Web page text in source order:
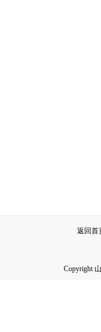
返回首
Copyright